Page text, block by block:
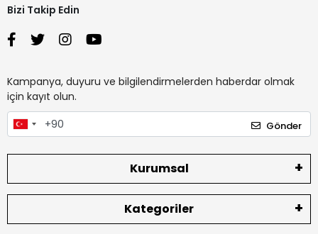
Bizi Takip Edin
Kampanya, duyuru ve bilgilendirmelerden haberdar olmak
için kayıt olun.
Gönder
Kurumsal
Kategoriler